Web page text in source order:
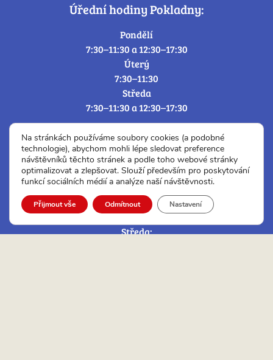
Úřední hodiny Pokladny:
Pondělí
7:30–11:30 a 12:30–17:30
Úterý
7:30–11:30
Středa
7:30–11:30 a 12:30–17:30
Úřední hodiny Czech POINT a ověřování a
Podatelny:
Pondělí:
7:30 – 11:30 a 12:30 – 17:30
Úterý:
7:30 – 11:30 a 12:00 – 14:30
Středa:
Na stránkách používáme soubory cookies (a podobné
technologie), abychom mohli lépe sledovat preference
návštěvníků těchto stránek a podle toho webové stránky
optimalizovat a zlepšovat. Slouží především pro poskytování
funkcí sociálních médií a analýze naší návštěvnosti.
Přijmout vše Odmítnout Nastavení